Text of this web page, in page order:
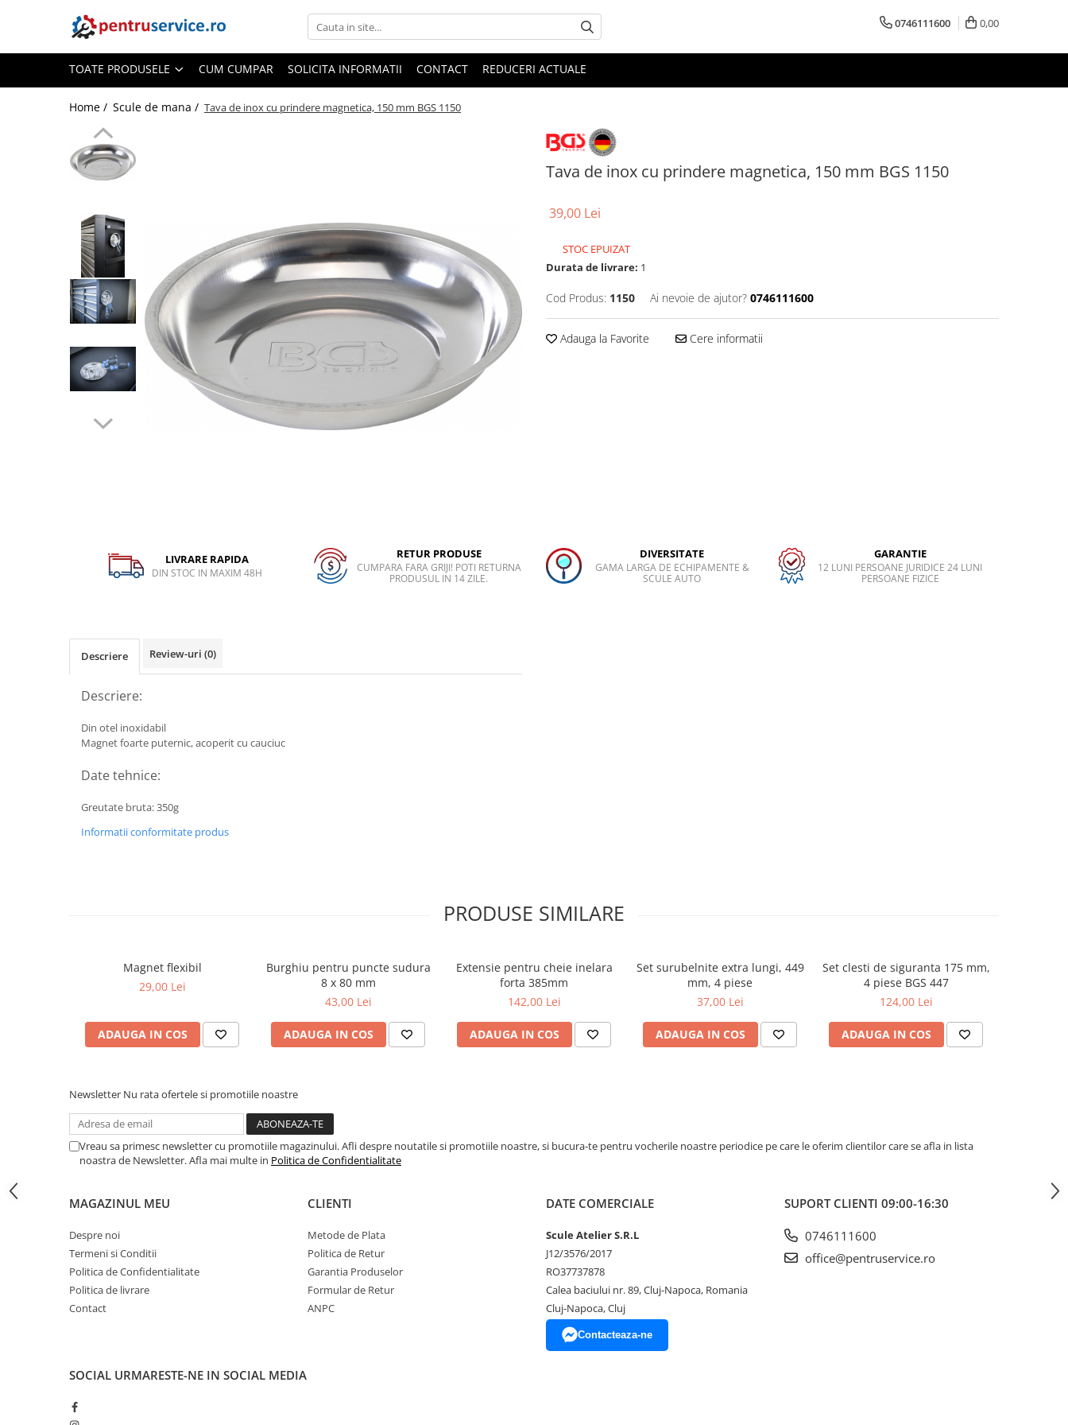
Toate Produsele
Scule Speciale
Scule pentru Motociclete
Scule Speciale pentru Camion
Frana, Directie
Scule speciale pentru electrice
Tinichigerie, Caroserie
Sistem de racire, incalzire, aer
Unelte de Motor si accesorii
Scule Speciale pentru atelier
Schimb Ulei
Dispozitiv de testare
Dispozitive pentru anvelope
Mercedes-Benz
Scule pneumatice
Alte Scule Pneumatice
Biax & slefuitor
Pulverizatoare cu aer
Sisteme de Ridicare
Suport Motor
0746111600 0,00
TOATE PRODUSELE CUM CUMPAR SOLICITA INFORMATII CONTACT REDUCERI ACTUALE
Home / Scule de mana / Tava de inox cu prindere magnetica, 150 mm BGS 1150
Tava de inox cu prindere magnetica, 150 mm BGS 1150
39,00 Lei
STOC EPUIZAT
Durata de livrare: 1
Cod Produs: 1150 Ai nevoie de ajutor? 0746111600
Adauga la Favorite Cere informatii
LIVRARE RAPIDA
DIN STOC IN MAXIM 48H
RETUR PRODUSE
CUMPARA FARA GRIJI! POTI RETURNA
PRODUSUL IN 14 ZILE.
DIVERSITATE
GAMA LARGA DE ECHIPAMENTE &
SCULE AUTO
GARANTIE
12 LUNI PERSOANE JURIDICE 24 LUNI
PERSOANE FIZICE
Descriere Review-uri (0)
Descriere:
Din otel inoxidabil
Magnet foarte puternic, acoperit cu cauciuc
Date tehnice:
Greutate bruta: 350g
Informatii conformitate produs
PRODUSE SIMILARE
Magnet flexibil
29,00 Lei
ADAUGA IN COS
Burghiu pentru puncte sudura
8 x 80 mm
43,00 Lei
ADAUGA IN COS
Extensie pentru cheie inelara
forta 385mm
142,00 Lei
ADAUGA IN COS
Set surubelnite extra lungi, 449
mm, 4 piese
37,00 Lei
ADAUGA IN COS
Set clesti de siguranta 175 mm,
4 piese BGS 447
124,00 Lei
ADAUGA IN COS
Newsletter Nu rata ofertele si promotiile noastre
Vreau sa primesc newsletter cu promotiile magazinului. Afli despre noutatile si promotiile noastre, si bucura-te pentru vocherile noastre periodice pe care le oferim clientilor care se afla in lista
noastra de Newsletter. Afla mai multe in Politica de Confidentialitate
MAGAZINUL MEU
Despre noi
Termeni si Conditii
Politica de Confidentialitate
Politica de livrare
Contact
CLIENTI
Metode de Plata
Politica de Retur
Garantia Produselor
Formular de Retur
ANPC
DATE COMERCIALE
Scule Atelier S.R.L
J12/3576/2017
RO37737878
Calea baciului nr. 89, Cluj-Napoca, Romania
Cluj-Napoca, Cluj
Contacteaza-ne
SUPORT CLIENTI 09:00-16:30
0746111600
office@pentruservice.ro
SOCIAL URMARESTE-NE IN SOCIAL MEDIA